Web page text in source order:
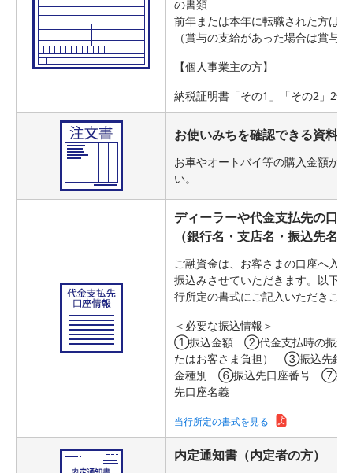
の書類
前年または本年に転職された方は
（賞与の支給があった場合は賞与
【個人事業主の方】
納税証明書「その1」「その2」2年
お使いみちを確認できる資料
お車やオートバイ等の購入金額が
い。
ディーラーや代金支払先の口
（銀行名・支店名・振込先名
ご融資金は、お客さまの口座へ入
振込みさせていただきます。以下
行所定の書式にご記入いただきご
＜必要な振込情報＞
①振込金額 ②代金支払時の振込手
たはお客さま負担） ③振込先
金種別 ⑥振込先口座番号 ⑦振
先口座名義
当行所定の書式を見る
内定通知書（内定者の方）